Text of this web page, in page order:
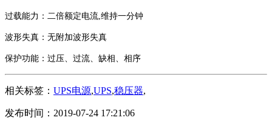
过载能力 ： 二倍额定电流 维持一分钟
波形失真 ： 无附加波形失真
保护功能 ： 过压、过流、缺相、相序
相关标签： UPS电源,UPS,稳压器,
发布时间：2019-07-24 17:21:06